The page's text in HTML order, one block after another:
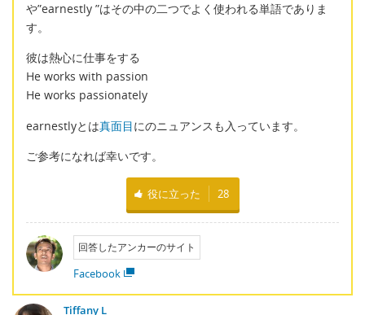
や”earnestly ”はその中の二つでよく使われる単語でありま
す。
彼は熱心に仕事をする
He works with passion
He works passionately
earnestlyとは真面目にのニュアンスも入っています。
ご参考になれば幸いです。
役に立った 28
回答したアンカーのサイト
Facebook
Tiffany L